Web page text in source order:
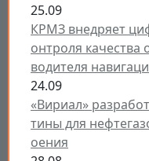
25.09
КРМЗ внедряет
онтроля качества
водителя
24.09
«Вириал»
тины для
оения